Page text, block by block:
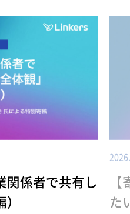
関係者で共有し
た